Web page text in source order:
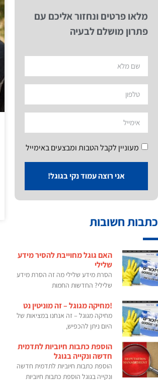
מלאו פרטים ונחזור אליכם עם
פתרון מושלם לבעיה
מעוניין לקבל הטבות ומבצעים באימייל
אני רוצה עמוד נקי בגוגל!
כתבות חשובות
האם גוגל מחוייבת להסיר מידע
שלילי
הסרת מידע שלילי מה זה הסרת מידע
שלילי? החדשות החמות
!מחיקה מגוגל – זה מוניטין נט
מחיקה מגוגל – זה אנחנו במציאות של
היום ניתן להכפיש,
הוספת כתבות חיוביות לתדמית
חדשה ונקייה בגוגל
הוספת כתבות חיוביות לתדמית חדשה
ונקייה בגוגל הוספת כתבות חיוביות